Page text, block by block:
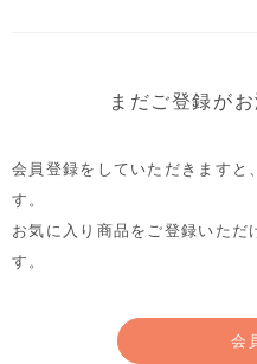
まだご登録が
会員登録をしていただきますと
す。
お気に入り商品をご登録いただ
す。
会